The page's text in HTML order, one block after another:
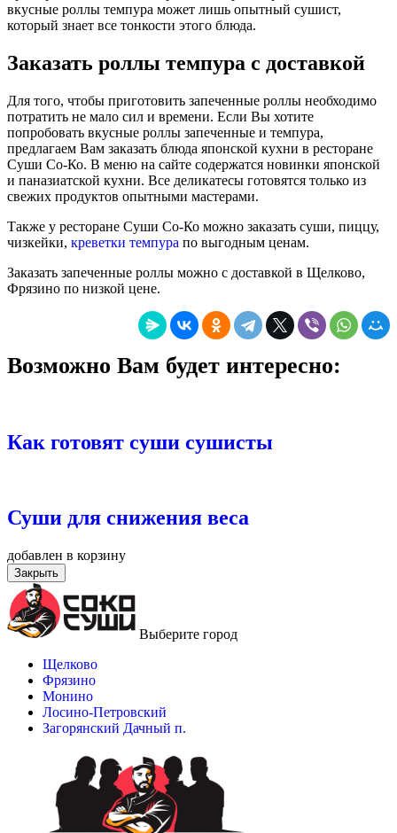
вкусные роллы темпура может лишь опытный сушист,
который знает все тонкости этого блюда.
Заказать роллы темпура с доставкой
Для того, чтобы приготовить запеченные роллы необходимо
потратить не мало сил и времени. Если Вы хотите
попробовать вкусные роллы запеченные и темпура,
предлагаем Вам заказать блюда японской кухни в ресторане
Суши Со-Ко. В меню на сайте содержатся новинки японской
и паназиатской кухни. Все деликатесы готовятся только из
свежих продуктов опытными мастерами.
Также у ресторане Суши Со-Ко можно заказать суши, пиццу,
чизкейки, креветки темпура по выгодным ценам.
Заказать запеченные роллы можно с доставкой в Щелково,
Фрязино по низкой цене.
Возможно Вам будет интересно:
Как готовят суши сушисты
Суши для снижения веса
добавлен в корзину
Закрыть
Выберите город
Щелково
Фрязино
Монино
Лосино-Петровский
Загорянский Дачный п.